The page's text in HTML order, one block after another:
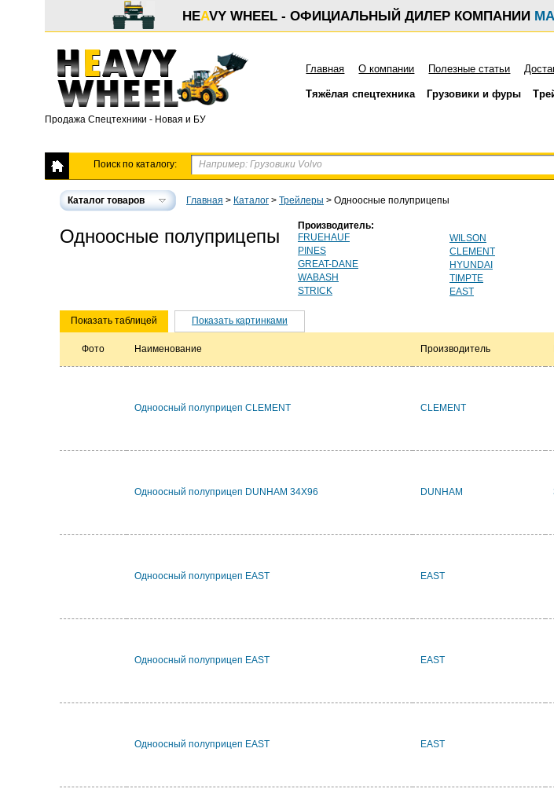
HEAVY WHEEL - ОФИЦИАЛЬНЫЙ ДИЛЕР КОМПАНИИ
Продажа Спецтехники - Новая и БУ
Главная О компании Полезные статьи
Тяжёлая спецтехника Грузовики и фуры
Поиск по каталогу:
Каталог товаров Главная > Каталог > Трейлеры > Одноосные полуприцепы
Одноосные полуприцепы
Производитель:
FRUEHAUF
PINES
GREAT-DANE
WABASH
STRICK
WILSON
CLEMENT
HYUNDAI
TIMPTE
EAST
Показать таблицей Показать картинками
Фото Наименование Производитель
Одноосный полуприцеп CLEMENT CLEMENT
Одноосный полуприцеп DUNHAM 34X96 DUNHAM
Одноосный полуприцеп EAST EAST
Одноосный полуприцеп EAST EAST
Одноосный полуприцеп EAST EAST